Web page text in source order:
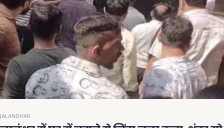
JALANDHAR